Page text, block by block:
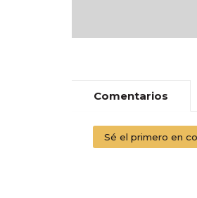
Comentarios
Sé el primero en